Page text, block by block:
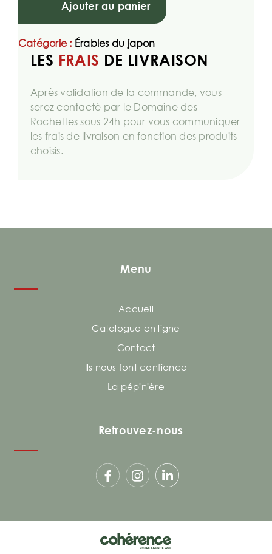
Ajouter au panier
Catégorie : Érables du japon
LES FRAIS DE LIVRAISON
Après validation de la commande, vous
serez contacté par le Domaine des
Rochettes sous 24h pour vous communiquer
les frais de livraison en fonction des produits
choisis.
Menu
Accueil
Catalogue en ligne
Contact
Ils nous font confiance
La pépinière
Retrouvez-nous